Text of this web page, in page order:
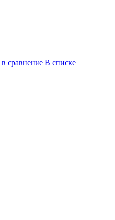
сравнение В списке